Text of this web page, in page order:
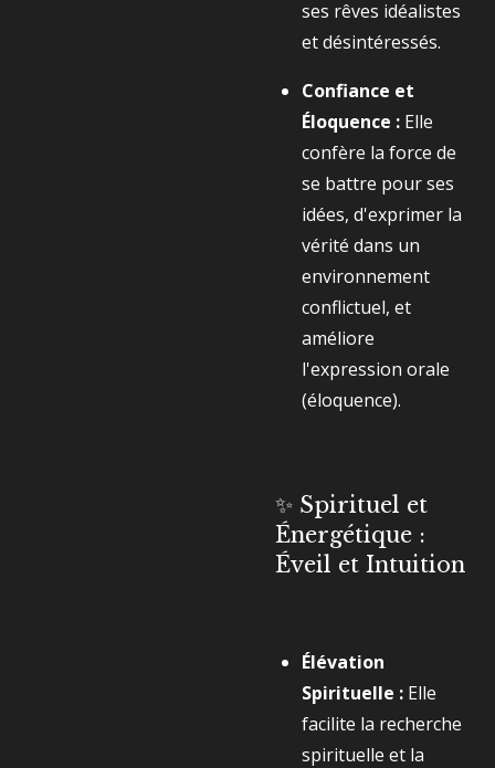
ses rêves idéalistes
et désintéressés.
Confiance et
Éloquence : Elle
confère la force de
se battre pour ses
idées, d'exprimer la
vérité dans un
environnement
conflictuel, et
améliore
l'expression orale
(éloquence).
✨ Spirituel et
Énergétique :
Éveil et Intuition
Élévation
Spirituelle : Elle
facilite la recherche
spirituelle et la